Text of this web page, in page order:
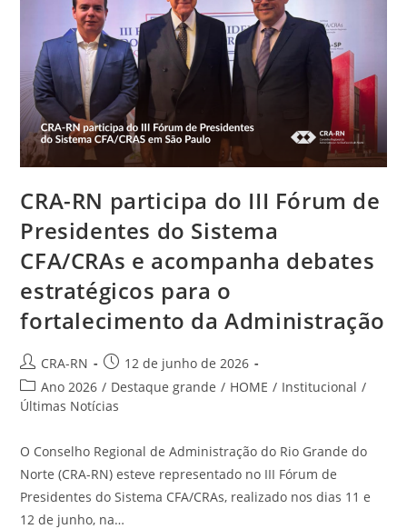
Ações
De
Fiscalização
E
Projetos
Estratégicos
Do
CRA-
RN
CRA-RN participa do III Fórum de
Presidentes do Sistema
CFA/CRAs e acompanha debates
estratégicos para o
fortalecimento da Administração
Autor
do
post:
CRA-RN
Post
publicado:
12 de junho de 2026
Categoria
do
Ano 2026 / Destaque grande / HOME / Institucional /
Últimas Notícias
O Conselho Regional de Administração do Rio Grande do
Norte (CRA-RN) esteve representado no III Fórum de
Presidentes do Sistema CFA/CRAs, realizado nos dias 11 e
12 de junho, na…